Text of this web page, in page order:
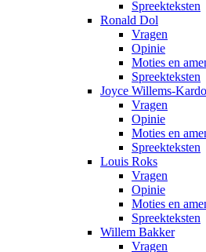
Spreekteksten
Ronald Dol
Vragen
Opinie
Moties en
Spreekteksten
Joyce Willems-
Vragen
Opinie
Moties en
Spreekteksten
Louis Roks
Vragen
Opinie
Moties en
Spreekteksten
Willem Bakker
Vragen